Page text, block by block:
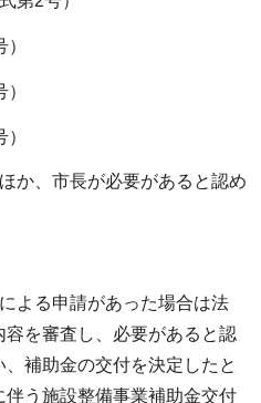
か、市長が必要があると認め
よる申請があった場合は法
を審査し、必要があると認
補助金の交付を決定したと
う施設整備事業補助金交付